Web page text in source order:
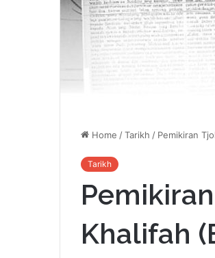
Home /Tarikh / Pemikiran
Tarikh
Khalifah